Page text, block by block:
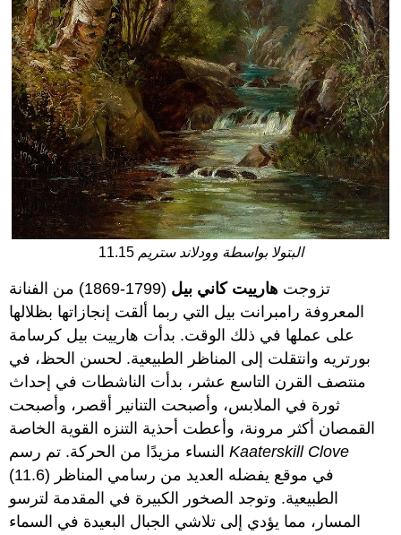
11.15 البتولا بواسطة وودلاند ستريم
تزوجت هارييت كاني بيل
(1799-1869) من الفنانة
المعروفة رامبرانت بيل التي ربما ألقت إنجازاتها بظلالها
على عملها في ذلك الوقت. بدأت هارييت بيل كرسامة
بورتريه وانتقلت إلى المناظر الطبيعية. لحسن الحظ، في
منتصف القرن التاسع عشر، بدأت الناشطات في إحداث
ثورة في الملابس، وأصبحت التنانير أقصر، وأصبحت
القمصان أكثر مرونة، وأعطت أحذية التنزه القوية الخاصة
النساء مزيدًا من الحركة. تم رسمKaaterskill Clove
(11.6) في موقع يفضله العديد من رسامي المناظر
الطبيعية. وتوجد الصخور الكبيرة في المقدمة لترسو
المسار، مما يؤدي إلى تلاشي الجبال البعيدة في السماء